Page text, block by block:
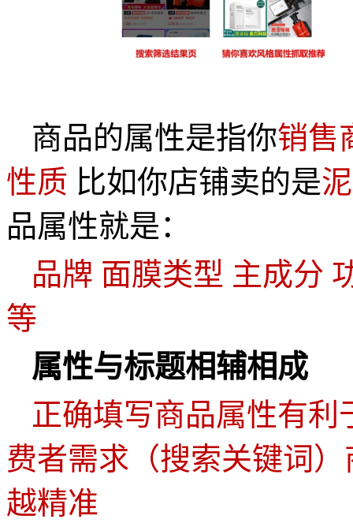
商品的属性是指你销售
性质 比如你店铺卖的是
品属性就是：
品牌 面膜类型 主成分
等
属性与标题相辅相成
正确填写商品属性有利
费者需求（搜索关键词
越精准